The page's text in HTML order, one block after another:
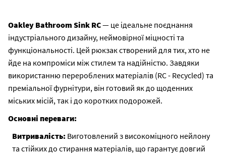
Oakley Bathroom Sink RC— це ідеальне поєднання
індустріального дизайну, неймовірної міцності та
функціональності. Цей рюкзак створений для тих, хто не
йде на компроміси між стилем та надійністю. Завдяки
використанню перероблених матеріалів (RC - Recycled) та
преміальної фурнітури, він готовий як до щоденних
міських місій, так і до коротких подорожей.
Основні переваги:
Витривалість: Виготовлений з високоміцного нейлону
та стійких до стирання матеріалів, що гарантує довгий